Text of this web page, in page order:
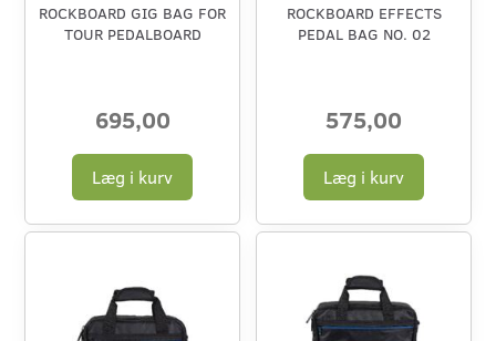
ROCKBOARD GIG BAG FOR
TOUR PEDALBOARD
695,00
Læg i kurv
ROCKBOARD EFFECTS
PEDAL BAG NO. 02
575,00
Læg i kurv